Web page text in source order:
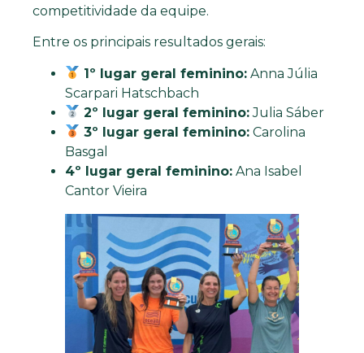
competitividade da equipe.
Entre os principais resultados gerais:
1º lugar geral feminino: Anna Júlia
Scarpari Hatschbach
2º lugar geral feminino:Julia Sáber
3º lugar geral feminino: Carolina
Basgal
4º lugar geral feminino: Ana Isabel
Cantor Vieira